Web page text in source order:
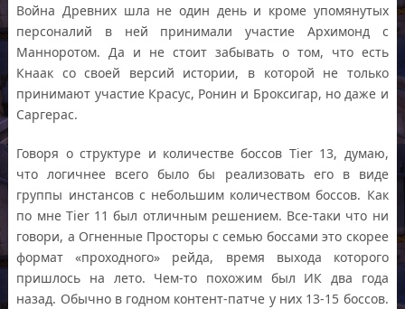
Война Древних шла не один день и кроме упомянутых
персоналий в ней принимали участие Архимонд с
Манноротом. Да и не стоит забывать о том, что есть
Кнаак со своей версий истории, в которой не только
принимают участие Красус, Ронин и Броксигар, но даже и
Саргерас.
Говоря о структуре и количестве боссов Tier 13, думаю,
что логичнее всего было бы реализовать его в виде
группы инстансов с небольшим количеством боссов. Как
по мне Tier 11 был отличным решением. Все-таки что ни
говори, а Огненные Просторы с семью боссами это скорее
формат «проходного» рейда, время выхода которого
пришлось на лето. Чем-то похожим был ИК два года
назад. Обычно в годном контент-патче у них 13-15 боссов.